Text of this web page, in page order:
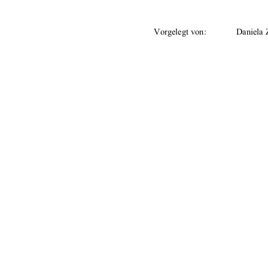
Vorgelegt von: Daniela